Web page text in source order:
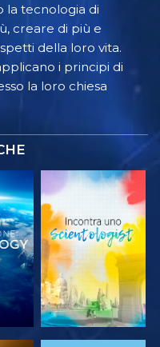
la tecnologia di
creare di più e
della loro vita.
i principi di
la loro chiesa